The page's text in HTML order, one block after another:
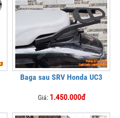
Baga sau SRV Honda UC3
Giá: 1.450.000đ